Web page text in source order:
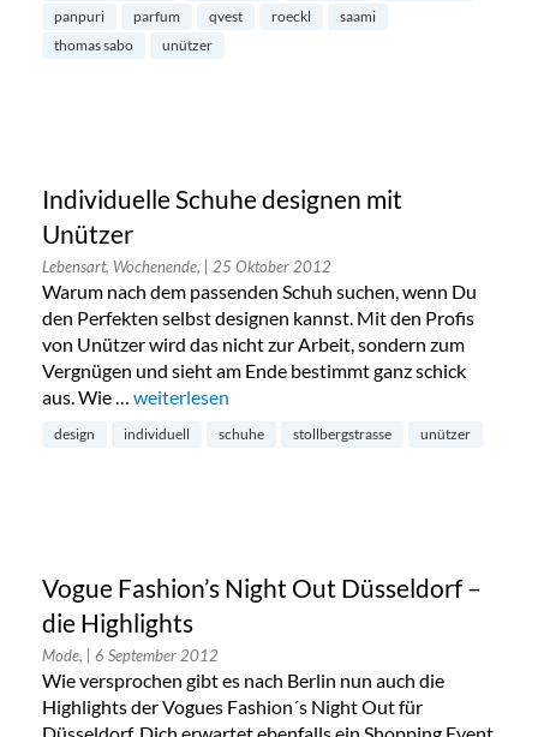
panpuri
parfum qvest roeckl
saami
thomas sabo
unützer
Individuelle Schuhe designen mit
Unützer
Lebensart, Wochenende, | 25 Oktober 2012
Warum nach dem passenden Schuh suchen, wenn Du
den Perfekten selbst designen kannst. Mit den Profis
von Unützer wird das nicht zur Arbeit, sondern zum
Vergnügen und sieht am Ende bestimmt ganz schick
aus. Wie … „Individuelle Schuhe designen mit Unützer“
weiterlesen
design individuell schuhe stollbergstrasse unützer
Vogue Fashion’s Night Out Düsseldorf –
die Highlights
Mode, | 6 September 2012
Wie versprochen gibt es nach Berlin nun auch die
Highlights der Vogues Fashion´s Night Out für